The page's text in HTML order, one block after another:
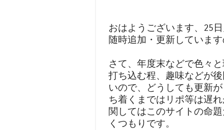
おはようございます、25
随時追加・更新していま
さて、年度末などで色々
打ち込む程、趣味などが
いので、どうしても更新
ち着くまではリポ等は遅
関してはこのサイトの命
くつもりです。